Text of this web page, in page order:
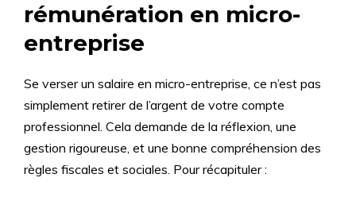
rémunération en micro-
entreprise
Se verser un salaire en micro-entreprise, ce n’est pas
simplement retirer de l’argent de votre compte
professionnel. Cela demande de la réflexion, une
gestion rigoureuse, et une bonne compréhension des
règles fiscales et sociales. Pour récapituler :